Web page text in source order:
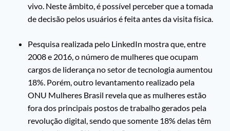
vivo. Neste âmbito, é possível perceber que a tomada
de decisão pelos usuários é feita antes da visita física.
Pesquisa realizada pelo LinkedIn mostra que, entre
2008 e 2016, o número de mulheres que ocupam
cargos de liderança no setor de tecnologia aumentou
18%. Porém, outro levantamento realizado pela
ONU Mulheres Brasil revela que as mulheres estão
fora dos principais postos de trabalho gerados pela
revolução digital, sendo que somente 18% delas têm